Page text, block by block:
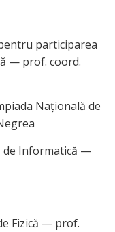
participarea
— prof. coord.
Națională de
de Informatică —
Fizică — prof.